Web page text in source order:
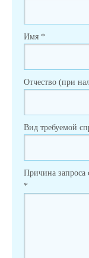
Имя *
Отчество (при
Вид требуемой
Причина запроса
*